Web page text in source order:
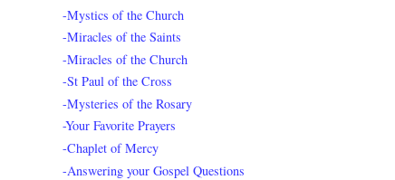
-Mystics of the Church
-Miracles of the Saints
-Miracles of the Church
-St Paul of the Cross
-Mysteries of the Rosary
-Your Favorite Prayers
-Chaplet of Mercy
-Answering your Gospel Questions